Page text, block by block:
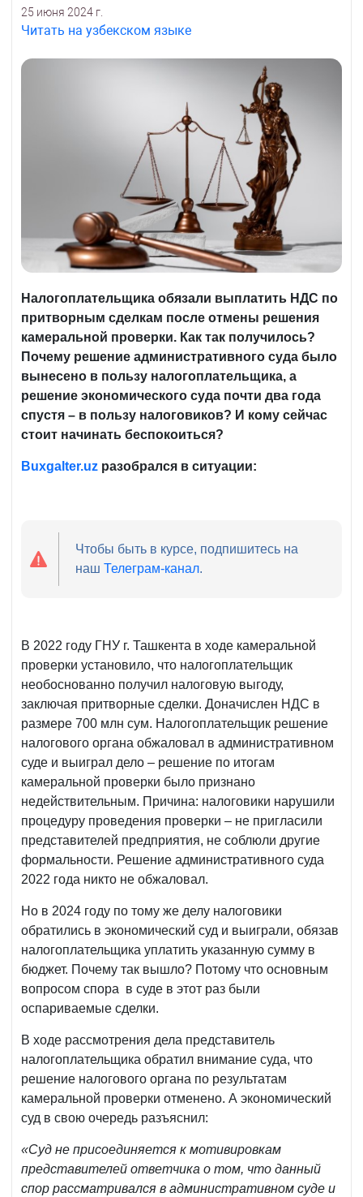
25 июня 2024 г.
Читать на узбекском языке
Налогоплательщика обязали выплатить НДС по
притворным сделкам после отмены решения
камеральной проверки. Как так получилось?
Почему решение административного суда было
вынесено в пользу налогоплательщика, а
решение экономического суда почти два года
спустя – в пользу налоговиков? И кому сейчас
стоит начинать беспокоиться?
Buxgalter.uz разобрался в ситуации:
Чтобы быть в курсе, подпишитесь на
нашТелеграм-канал.
В 2022 году ГНУ г. Ташкента в ходе камеральной
проверки установило, что налогоплательщик
необоснованно получил налоговую выгоду,
заключая притворные сделки. Доначислен НДС в
размере 700 млн сум. Налогоплательщик решение
налогового органа обжаловал в административном
суде и выиграл дело – решение по итогам
камеральной проверки было признано
недействительным. Причина: налоговики нарушили
процедуру проведения проверки – не пригласили
представителей предприятия, не соблюли другие
формальности. Решение административного суда
2022 года никто не обжаловал.
Но в 2024 году по тому же делу налоговики
обратились в экономический суд и выиграли, обязав
налогоплательщика уплатить указанную сумму в
бюджет. Почему так вышло? Потому что основным
вопросом спора в суде в этот раз были
оспариваемые сделки.
В ходе рассмотрения дела представитель
налогоплательщика обратил внимание суда, что
решение налогового органа по результатам
камеральной проверки отменено. А экономический
суд в свою очередь разъяснил:
«Суд не присоединяется к мотивировкам
представителей ответчика о том, что данный
спор рассматривался в административном суде и